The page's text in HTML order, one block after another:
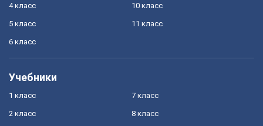
4 класс
5 класс
6 класс
10 класс
11 класс
Учебники
1 класс
2 класс
7 класс
8 класс